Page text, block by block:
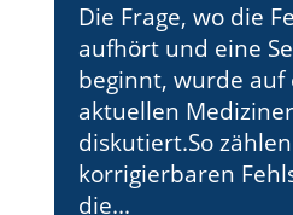
Die Frage, wo die
aufhört und eine
beginnt, wurde auf
aktuellen
diskutiert.So
korrigierbaren
die...